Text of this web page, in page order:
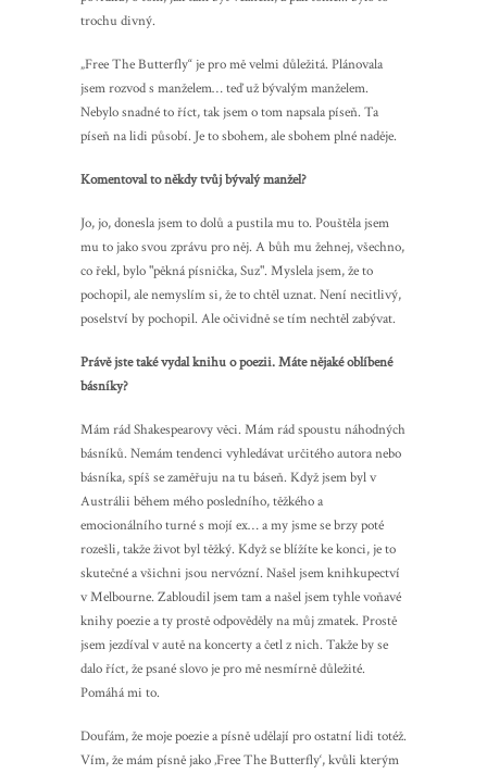
trochu divný.
„Free The Butterfly“ je pro mě velmi důležitá. Plánovala
jsem rozvod s manželem… teď už bývalým manželem.
Nebylo snadné to říct, tak jsem o tom napsala píseň. Ta
píseň na lidi působí. Je to sbohem, ale sbohem plné naděje.
Komentoval to někdy tvůj bývalý manžel?
Jo, jo, donesla jsem to dolů a pustila mu to. Pouštěla jsem
mu to jako svou zprávu pro něj. A bůh mu žehnej, všechno,
co řekl, bylo "pěkná písnička, Suz". Myslela jsem, že to
pochopil, ale nemyslím si, že to chtěl uznat. Není necitlivý,
poselství by pochopil. Ale očividně se tím nechtěl zabývat.
Právě jste také vydal knihu o poezii. Máte nějaké oblíbené
básníky?
Mám rád Shakespearovy věci. Mám rád spoustu náhodných
básníků. Nemám tendenci vyhledávat určitého autora nebo
básníka, spíš se zaměřuju na tu báseň. Když jsem byl v
Austrálii během mého posledního, těžkého a
emocionálního turné s mojí ex… a my jsme se brzy poté
rozešli, takže život byl těžký. Když se blížíte ke konci, je to
skutečné a všichni jsou nervózní. Našel jsem knihkupectví
v Melbourne. Zabloudil jsem tam a našel jsem tyhle voňavé
knihy poezie a ty prostě odpověděly na můj zmatek. Prostě
jsem jezdíval v autě na koncerty a četl z nich. Takže by se
dalo říct, že psané slovo je pro mě nesmírně důležité.
Pomáhá mi to.
Doufám, že moje poezie a písně udělají pro ostatní lidi totéž.
Vím, že mám písně jako ‚Free The Butterfly‘, kvůli kterým